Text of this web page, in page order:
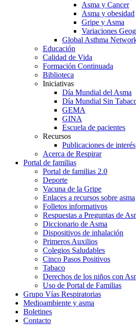
Asma y Cancer
Asma y obesidad
Gripe y Asma
Variaciones
Global Asthma
Educación
Calidad de Vida
Formación Continuada
Biblioteca
Iniciativas
Día Mundial del Asma
Día Mundial Sin
GEMA
GINA
Escuela de pacientes
Recursos
Publicaciones de interés
Acerca de Respirar
Portal de familias
Portal de familias 2.0
Deporte
Vacuna de la Gripe
Enlaces a recursos sobre asma
Folletos informativos
Respuestas a Preguntas de
Diccionario de Asma
Dispositivos de inhalación
Primeros Auxilios
Colegios Saludables
Cinco Pasos Positivos
Tabaco
Derechos de los niños con
Uso de Portal de Familias
Grupo Vías Respiratorias
Medioambiente y asma
Boletines
Contacto